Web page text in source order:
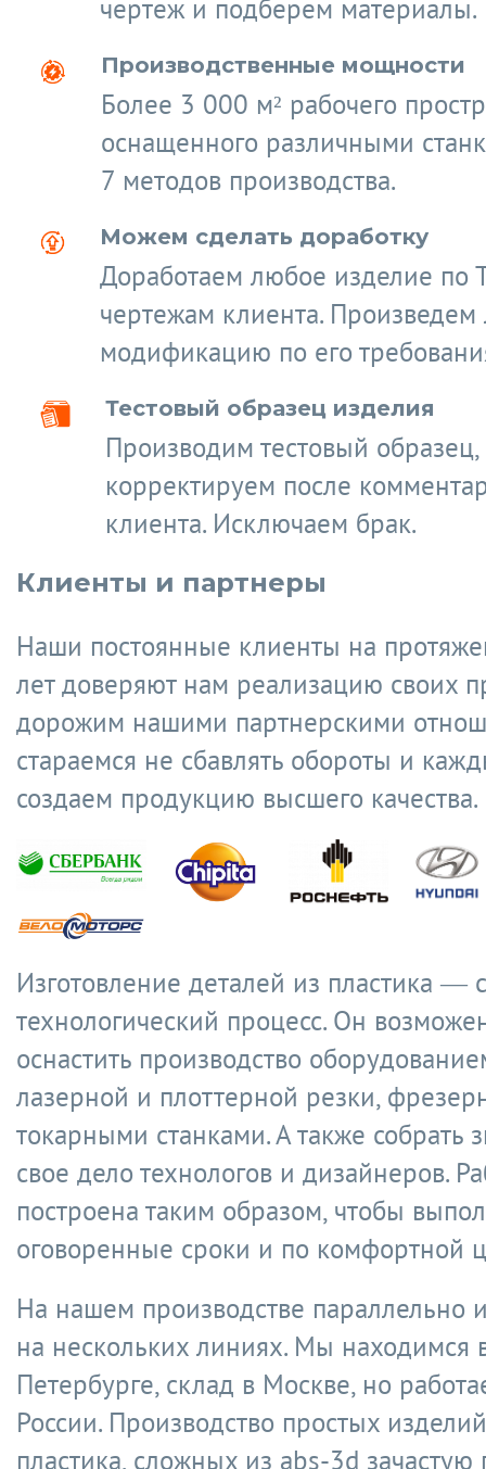
чертеж и подберем материалы.
Производственные мощности
Более 3 000 м² рабочего
оснащенного различными
7 методов производства.
Можем сделать доработку
Доработаем любое изделие по
чертежам клиента.
модификацию по его
Тестовый образец изделия
Производим тестовый образец,
корректируем после
клиента. Исключаем брак.
Клиенты и партнеры
Наши постоянные клиенты на
лет доверяют нам реализацию своих
дорожим нашими партнерскими
стараемся не сбавлять обороты и
создаем продукцию высшего качества.
Изготовление деталей из пластика —
технологический процесс. Он
оснастить производство
лазерной и плоттерной резки,
токарными станками. А также собрать
свое дело технологов и дизайнеров.
построена таким образом, чтобы
оговоренные сроки и по комфортной
На нашем производстве параллельно
на нескольких линиях. Мы находимся
Петербурге, склад в Москве, но
России. Производство простых
пластика, сложных из abs-3d зачастую